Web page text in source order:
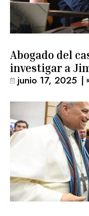
Abogado del
investigar a
junio 17, 2025 |